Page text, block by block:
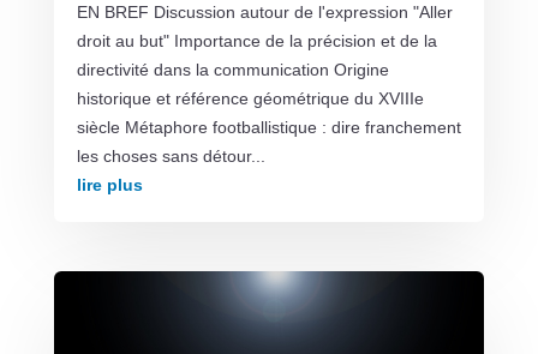
EN BREF Discussion autour de l'expression "Aller
droit au but" Importance de la précision et de la
directivité dans la communication Origine
historique et référence géométrique du XVIIIe
siècle Métaphore footballistique : dire franchement
les choses sans détour...
lire plus